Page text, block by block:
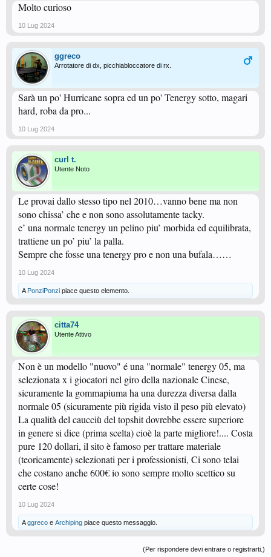
Molto curioso
10 Lug 2024
ggreco
Arrotatore di dx, picchiabloccatore di rx.
Sarà un po' Hurricane sopra ed un po' Tenergy sotto, magari
hard, roba da pro...
10 Lug 2024
curl t.
Utente Noto
Le provai dallo stesso tipo nel 2010…vanno bene ma non
sono chissa’ che e non sono assolutamente tacky.
e’ una normale tenergy un pelino piu’ morbida ed equilibrata,
trattiene un po’ piu’ la palla.
Sempre che fosse una tenergy pro e non una bufala……
10 Lug 2024
A PonziPonzi piace questo elemento.
citta74
Utente Attivo
Non è un modello "nuovo" é una "normale" tenergy 05, ma
selezionata x i giocatori nel giro della nazionale Cinese,
sicuramente la gommapiuma ha una durezza diversa dalla
normale 05 (sicuramente più rigida visto il peso più elevato)
La qualità del caucciù del topshit dovrebbe essere superiore
in genere si dice (prima scelta) cioè la parte migliore!.... Costa
pure 120 dollari, il sito è famoso per trattare materiale
(teoricamente) selezionati per i professionisti, Ci sono telai
che costano anche 600€ io sono sempre molto scettico su
certe cose!
10 Lug 2024
Aggreco e Archiping piace questo messaggio.
(Per rispondere devi entrare o registrarti.)